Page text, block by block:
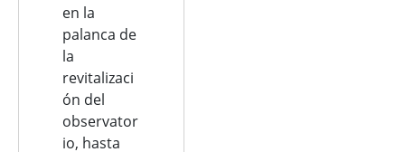
en la
palanca de
la
revitalizaci
ón del
observator
io, hasta